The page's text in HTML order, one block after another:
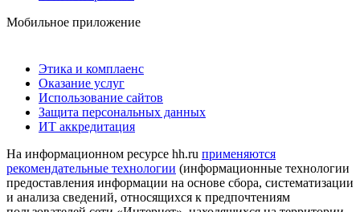
Мобильное приложение
Этика и комплаенс
Оказание услуг
Использование сайтов
Защита персональных данных
ИТ аккредитация
На информационном ресурсе hh.ru применяются
рекомендательные технологии (информационные технологии
предоставления информации на основе сбора, систематизации
и анализа сведений, относящихся к предпочтениям